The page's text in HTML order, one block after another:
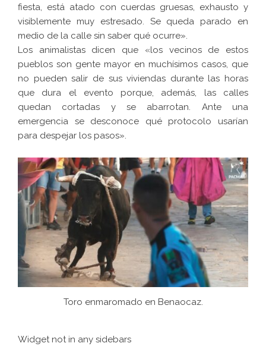
fiesta, está atado con cuerdas gruesas, exhausto y
visiblemente muy estresado. Se queda parado en
medio de la calle sin saber qué ocurre».
Los animalistas dicen que «los vecinos de estos
pueblos son gente mayor en muchísimos casos, que
no pueden salir de sus viviendas durante las horas
que dura el evento porque, además, las calles
quedan cortadas y se abarrotan. Ante una
emergencia se desconoce qué protocolo usarían
para despejar los pasos».
Toro enmaromado en Benaocaz.
Widget not in any sidebars